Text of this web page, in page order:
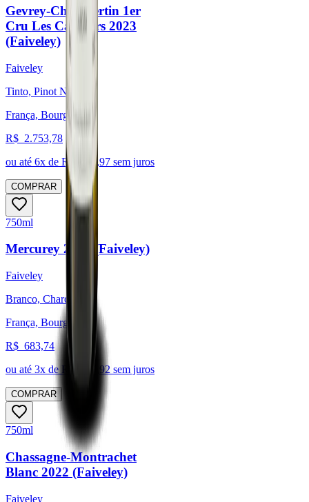
Gevrey-Chambertin 1er
Cru Les Cazetiers 2023
(Faiveley)
Faiveley
Tinto, Pinot Noir
França, Bourgogne
R$ 2.753,78
ou até 6x de R$ 458,97 sem juros
COMPRAR
750ml
Mercurey 2022 (Faiveley)
Faiveley
Branco, Chardonnay
França, Bourgogne
R$ 683,74
ou até 3x de R$ 227,92 sem juros
COMPRAR
750ml
Chassagne-Montrachet
Blanc 2022 (Faiveley)
Faiveley